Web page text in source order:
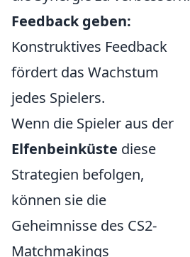
Feedback geben:
Konstruktives Feedback
fördert das Wachstum
jedes Spielers.
Wenn die Spieler aus der
Elfenbeinküste diese
Strategien befolgen,
können sie die
Geheimnisse des CS2-
Matchmakings